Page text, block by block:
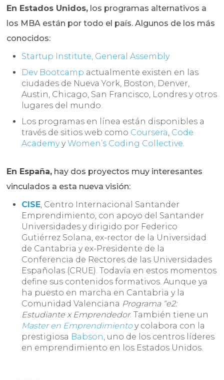
En Estados Unidos, los programas alternativos a
los MBA están por todo el país. Algunos de los más
conocidos:
Startup Institute, General Assembly
Dev Bootcamp actualmente existen en las
ciudades de Nueva York, Boston, Denver,
Austin, Chicago, San Francisco, Londres y otros
lugares del mundo.
Los programas en línea están disponibles a
través de sitios web como Coursera, Code
AcademyyWomen’s Coding Collective.
En España, hay dos proyectos muy interesantes
vinculados a esta nueva visión:
CISE, Centro Internacional Santander
Emprendimiento, con apoyo del Santander
Universidades y dirigido por Federico
Gutiérrez Solana, ex-rector de la Universidad
de Cantabria y ex-Presidente de la
Conferencia de Rectores de las Universidades
Españolas (CRUE). Todavía en estos momentos
define sus contenidos formativos. Aunque ya
ha puesto en marcha en Cantabria y la
Comunidad Valenciana Programa “e2:
Estudiante x Emprendedor. También tiene un
Master en Emprendimientoy colabora con la
prestigiosa Babson, uno de los centros líderes
en emprendimiento en los Estados Unidos.